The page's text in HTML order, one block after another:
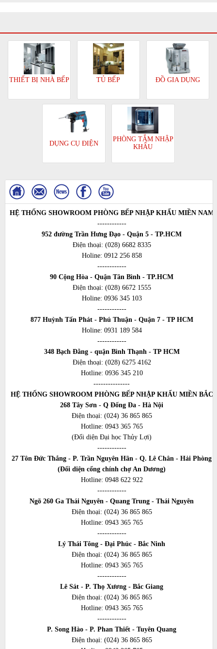
THIẾT BỊ NHÀ BẾP TỦ BẾP ĐỒ GIA DỤNG
DỤNG CỤ ĐIỆN
PHÒNG TẮM NHẬP
KHẨU
HỆ THỐNG SHOWROOM PHÒNG BẾP NHẬP KHẨU MIỀN NAM
------------
952 đường Trần Hưng Đạo - Quận 5 - TP.HCM
Điện thoại: (028) 6682 8335
Holine: 0912 256 858
------------
90 Cộng Hòa - Quận Tân Bình - TP.HCM
Điện thoại: (028) 6672 1555
Holine: 0936 345 103
------------
877 Huỳnh Tấn Phát - Phú Thuận - Quận 7 - TP HCM
Holine: 0931 189 584
------------
348 Bạch Đằng - quận Bình Thạnh - TP HCM
Điện thoại: (028) 6275 4162
Hotline: 0936 345 210
---------------
HỆ THỐNG SHOWROOM PHÒNG BẾP NHẬP KHẨU MIỀN BẮC
268 Tây Sơn - Q Đống Đa - Hà Nội
Điện thoại: (024) 36 865 865
Hotline: 0943 365 765
(Đối diện Đại học Thủy Lợi)
------------
27 Tôn Đức Thắng - P. Trần Nguyên Hãn - Q. Lê Chân - Hải Phòng
(Đối diện cổng chính chợ An Dương)
Hotline: 0948 622 922
------------
Ngõ 260 Ga Thái Nguyên - Quang Trung - Thái Nguyên
Điện thoại: (024) 36 865 865
Hotline: 0943 365 765
------------
Lý Thái Tông - Đại Phúc - Bắc Ninh
Điện thoại: (024) 36 865 865
Hotline: 0943 365 765
------------
Lê Sát - P. Thọ Xương - Bắc Giang
Điện thoại: (024) 36 865 865
Hotline: 0943 365 765
------------
P. Song Hào - P. Phan Thiết - Tuyên Quang
Điện thoại: (024) 36 865 865